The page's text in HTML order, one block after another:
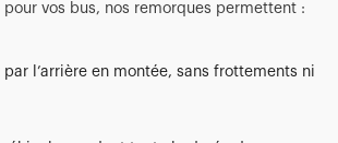
vos bus, nos remorques permettent :
l’arrière en montée, sans frottements ni